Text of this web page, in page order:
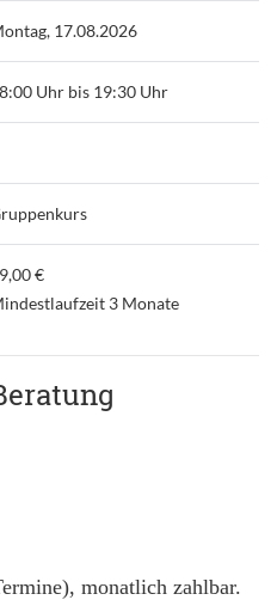
17.08.2026
Uhr bis 19:30 Uhr
€
3 Monate
monatlich zahlbar.